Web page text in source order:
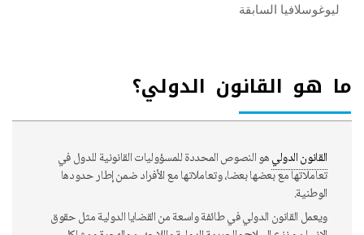
ليوغوسلافيا السابقة
ما هو القانون الدولي؟
القانون الدوليهو النصوص المحددة للمسؤوليات القانونية للدول في
تعاملاتها مع بعضها بعضا، وتعاملاتها مع الأفراد ضمن إطار حدودها
الوطنية.
ويعمل القانون الدولي في طائفة واسعة من القضايا الدولية مثل حقوق